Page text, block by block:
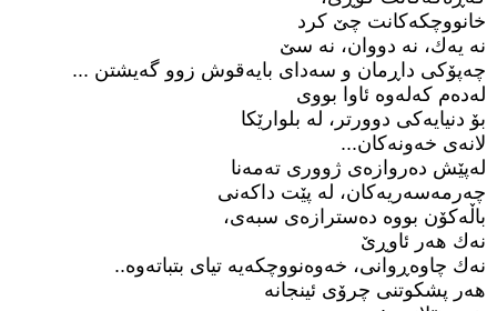
خانووچکەکانت چێ کرد
نە یەك، نە دووان، نە سێ
چەپۆکی داڕمان و سەدای بایەقوش زوو گەیشتن ...
لەدەم کەلەوە ئاوا بووی
بۆ دنیایەكی دوورتر، لە بلوارێکا
لانەی خەونەکان...
لەپێش دەروازەی ژووری تەمەنا
چەرمەسەریەکان، لە پێت داكەنی
باڵەکۆن بووە دەسترازەی سبەی،
نەك هەر ئاوڕێ
نەك چاوەڕوانی، خەوەنووچکەیە تیای بتباتەوە..
هەر پشکوتنی چرۆی ئینجانە